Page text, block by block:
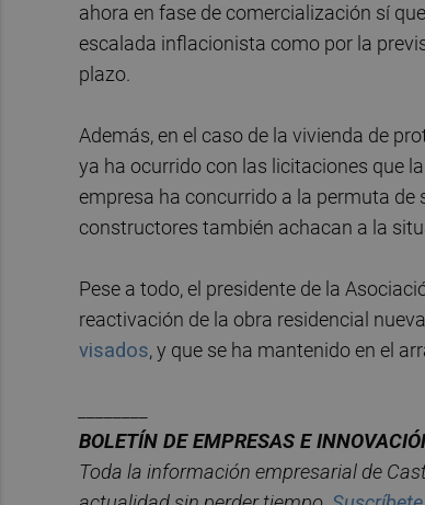
ahora en fase de comercialización sí
escalada inflacionista como por la
plazo.
Además, en el caso de la vivienda de
ya ha ocurrido con las licitaciones que
empresa ha concurrido a la permuta de
constructores también achacan a la
Pese a todo, el presidente de la
reactivación de la obra residencial
visados, y que se ha mantenido en el
BOLETÍN DE EMPRESAS E
Toda la información empresarial de